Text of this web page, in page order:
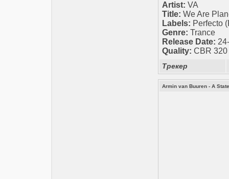
Artist: VA
Title: We Are
Labels: Perfecto
Genre: Trance
Release Date:
Quality: CBR 320
Трекер
Armin van Buuren - A